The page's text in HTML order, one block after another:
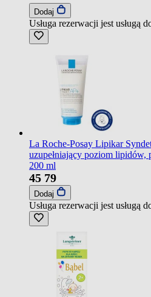
Dodaj
Usługa rezerwacji jest usługą
La Roche-Posay Lipikar
uzupełniający poziom lipidów,
200 ml
45 79
Dodaj
Usługa rezerwacji jest usługą